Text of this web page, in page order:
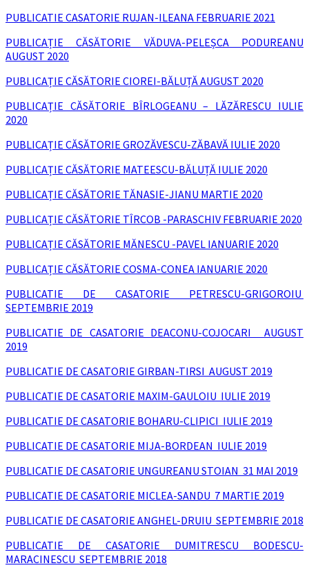
PUBLICATIE CASATORIE RUJAN-ILEANA FEBRUARIE 2021
PUBLICAȚIE CĂSĂTORIE VĂDUVA-PELEȘCA PODUREANU
AUGUST 2020
PUBLICAȚIE CĂSĂTORIE CIOREI-BĂLUȚĂ AUGUST 2020
PUBLICAȚIE CĂSĂTORIE BÎRLOGEANU – LĂZĂRESCU IULIE
2020
PUBLICAȚIE CĂSĂTORIE GROZĂVESCU-ZĂBAVĂ IULIE 2020
PUBLICAȚIE CĂSĂTORIE MATEESCU-BĂLUȚĂ IULIE 2020
PUBLICAȚIE CĂSĂTORIE TĂNASIE-JIANU MARTIE 2020
PUBLICAȚIE CĂSĂTORIE TÎRCOB -PARASCHIV FEBRUARIE 2020
PUBLICAȚIE CĂSĂTORIE MĂNESCU -PAVEL IANUARIE 2020
PUBLICAȚIE CĂSĂTORIE COSMA-CONEA IANUARIE 2020
PUBLICATIE DE CASATORIE PETRESCU-GRIGOROIU
SEPTEMBRIE 2019
PUBLICATIE DE CASATORIE DEACONU-COJOCARI AUGUST
2019
PUBLICATIE DE CASATORIE GIRBAN-TIRSI AUGUST 2019
PUBLICATIE DE CASATORIE MAXIM-GAULOIU IULIE 2019
PUBLICATIE DE CASATORIE BOHARU-CLIPICI IULIE 2019
PUBLICATIE DE CASATORIE MIJA-BORDEAN IULIE 2019
PUBLICATIE DE CASATORIE UNGUREANU STOIAN 31 MAI 2019
PUBLICATIE DE CASATORIE MICLEA-SANDU 7 MARTIE 2019
PUBLICATIE DE CASATORIE ANGHEL-DRUIU SEPTEMBRIE 2018
PUBLICATIE DE CASATORIE DUMITRESCU BODESCU-
MARACINESCU SEPTEMBRIE 2018